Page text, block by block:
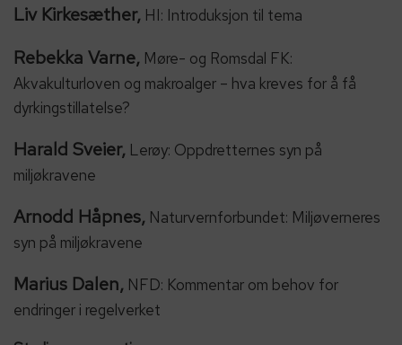
Liv Kirkesæther, HI: Introduksjon til tema
Rebekka Varne, Møre- og Romsdal FK:
Akvakulturloven og makroalger – hva kreves for å få
dyrkingstillatelse?
Harald Sveier, Lerøy: Oppdretternes syn på
miljøkravene
Arnodd Håpnes, Naturvernforbundet: Miljøverneres
syn på miljøkravene
Marius Dalen, NFD: Kommentar om behov for
endringer i regelverket